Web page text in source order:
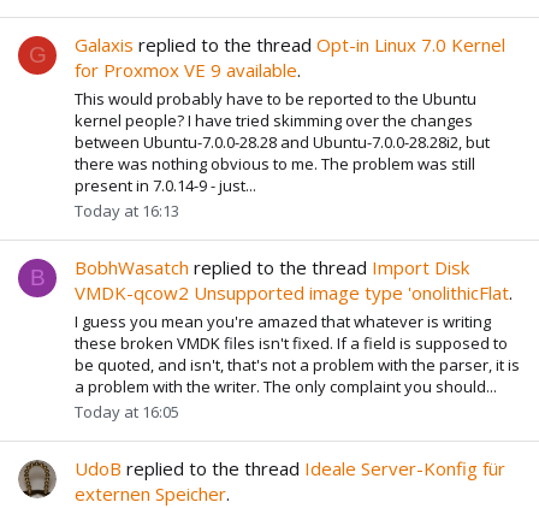
G Galaxis replied to the thread Opt-in Linux 7.0 Kernel
for Proxmox VE 9 available.
This would probably have to be reported to the Ubuntu
kernel people? I have tried skimming over the changes
between Ubuntu-7.0.0-28.28 and Ubuntu-7.0.0-28.28i2, but
there was nothing obvious to me. The problem was still
present in 7.0.14-9 - just...
Today at 16:13
B BobhWasatch replied to the thread Import Disk
VMDK-qcow2 Unsupported image type 'onolithicFlat.
I guess you mean you're amazed that whatever is writing
these broken VMDK files isn't fixed. If a field is supposed to
be quoted, and isn't, that's not a problem with the parser, it is
a problem with the writer. The only complaint you should...
Today at 16:05
UdoB replied to the thread Ideale Server-Konfig für
externen Speicher.